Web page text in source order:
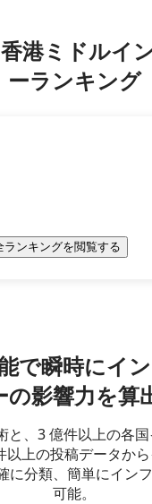
港ミドルイ
ーランキング
ンキングを閲覧する
で瞬時にイ
の影響力を算
と、3 億件以上の各
以上の投稿データか
に分類、簡単にイン
可能。